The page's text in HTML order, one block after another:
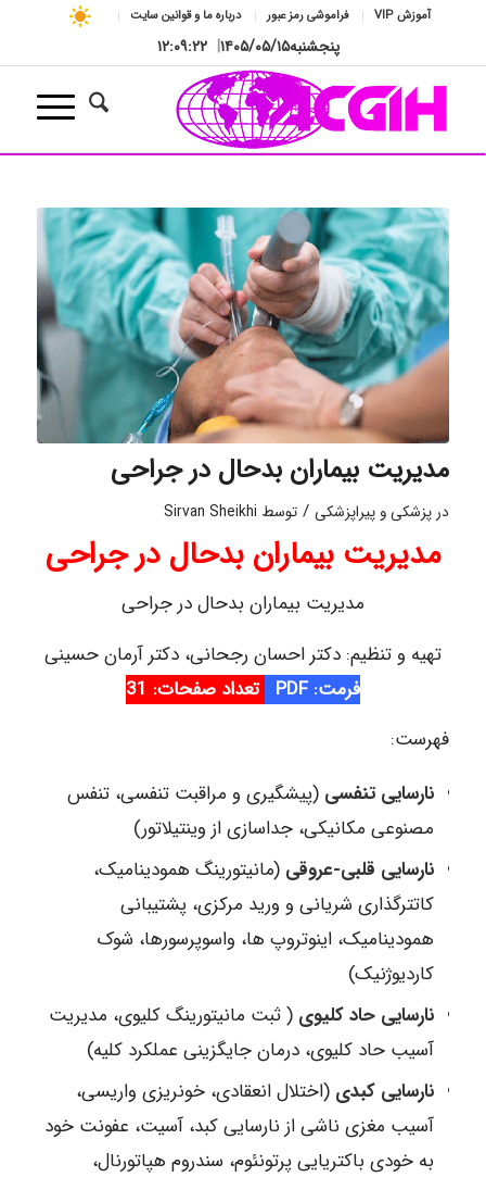
آموزش VIP فراموشی رمز عبور درباره ما و قوانین سایت
پنجشنبه۱۴۰۵/۰۵/۱۵| ۱۲:۰۹:۲۳
مدیریت بیماران بدحال در جراحی
در پزشکی و پیراپزشکی / توسط Sirvan Sheikhi
مدیریت بیماران بدحال در جراحی
مدیریت بیماران بدحال در جراحی
تهیه و تنظیم: دکتر احسان رجحانی، دکتر آرمان حسینی
فرمت: PDF
تعداد صفحات: 31
فهرست:
نارسایی تنفسی (پیشگیری و مراقبت تنفسی، تنفس
مصنوعی مکانیکی، جداسازی از وینتیلاتور)
نارسایی قلبی-عروقی (مانیتورینگ همودینامیک،
کاتترگذاری شریانی و ورید مرکزی، پشتیبانی
همودینامیک، اینوتروپ ها، واسوپرسورها، شوک
کاردیوژنیک)
نارسایی حاد کلیوی ( ثبت مانیتورینگ کلیوی، مدیریت
آسیب حاد کلیوی، درمان جایگزینی عملکرد کلیه)
نارسایی کبدی (اختلال انعقادی، خونریزی واریسی،
آسیب مغزی ناشی از نارسایی کبد، آسیت، عفونت خود
به خودی باکتریایی پرتونئوم، سندروم هپاتورنال،